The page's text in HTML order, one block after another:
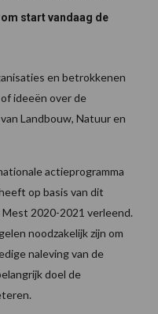
start vandaag de
en betrokkenen
ideeën over de
Landbouw, Natuur en
actieprogramma
op basis van dit
2020-2021 verleend.
noodzakelijk zijn om
naleving van de
doel de